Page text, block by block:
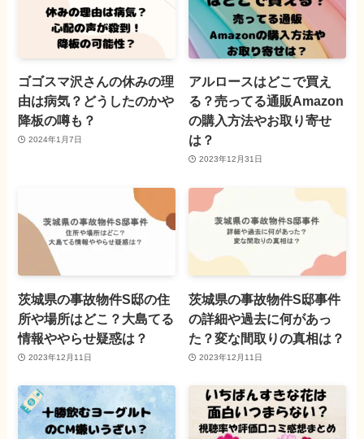
ゴゴスマ沢さんの休みの理
由は病気？どうしたのかや
降板の噂も？
2024年1月7日
アルロースはどこで買え
る？売ってる通販Amazon
の購入方法やお取り寄せ
は？
2023年12月31日
茨城県の事故物件S邸の住
所や場所はどこ？大島てる
情報ややらせ疑惑は？
2023年12月11日
茨城県の事故物件S邸事件
の詳細や過去に何があっ
た？変な間取りの真相は？
2023年12月11日